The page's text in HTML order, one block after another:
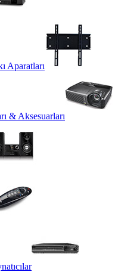
Aparatları
& Aksesuarları